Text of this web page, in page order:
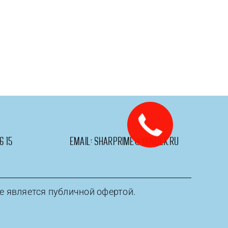
15 email: sharprime@yandex.ru
является публичной офертой.